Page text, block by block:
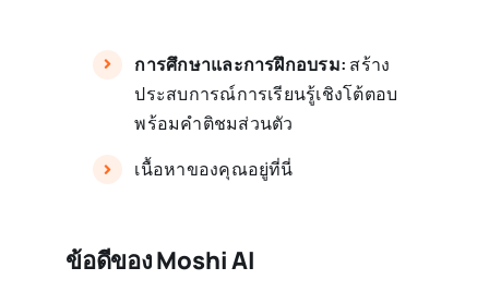
การศึกษาและการฝึกอบรม: สร้าง
ประสบการณ์การเรียนรู้เชิงโต้ตอบ
พร้อมคำติชมส่วนตัว
เนื้อหาของคุณอยู่ที่นี่
ข้อดีของ Moshi AI